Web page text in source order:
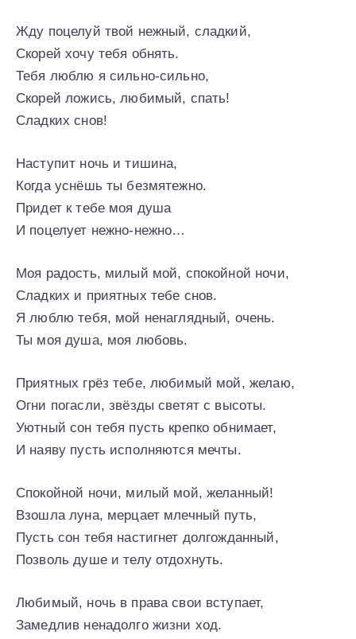
Жду поцелуй твой нежный, сладкий,
Скорей хочу тебя обнять.
Тебя люблю я сильно-сильно,
Скорей ложись, любимый, спать!
Сладких снов!
Наступит ночь и тишина,
Когда уснёшь ты безмятежно.
Придет к тебе моя душа
И поцелует нежно-нежно…
Моя радость, милый мой, спокойной ночи,
Сладких и приятных тебе снов.
Я люблю тебя, мой ненаглядный, очень.
Ты моя душа, моя любовь.
Приятных грёз тебе, любимый мой, желаю,
Огни погасли, звёзды светят с высоты.
Уютный сон тебя пусть крепко обнимает,
И наяву пусть исполняются мечты.
Спокойной ночи, милый мой, желанный!
Взошла луна, мерцает млечный путь,
Пусть сон тебя настигнет долгожданный,
Позволь душе и телу отдохнуть.
Любимый, ночь в права свои вступает,
Замедлив ненадолго жизни ход.